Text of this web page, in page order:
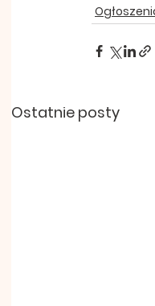
Ostatnie posty